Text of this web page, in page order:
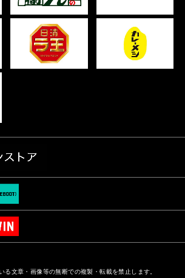
る文章・画像等の無断での複製・転載を禁止します。